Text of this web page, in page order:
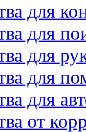
для
для
для
для
для
от